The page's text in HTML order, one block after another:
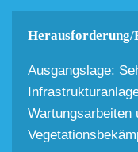
Herausforderung/
Ausgangslage:
Wartungsarbeiten